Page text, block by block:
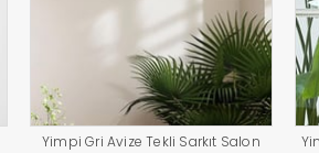
Yimpi Gri Avize Tekli Sarkıt Salon